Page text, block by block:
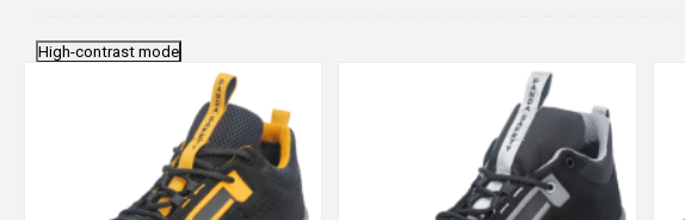
High-contrast mode